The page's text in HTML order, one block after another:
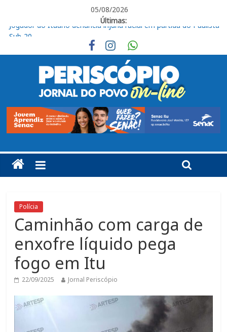
05/08/2026
Últimas:
Jovem morre após acidente na SP-075, em Itu
Ituano segue focado no confronto contra o Barra
Em Piracicaba, base do Ituano tem uma vitória e um empate
Campeonato Amador Série Ouro tem sequência em Itu
Jogador do Ituano denuncia injúria racial em partida do Paulista
Polícia
Caminhão com carga de
enxofre líquido pega
fogo em Itu
22/09/2025 Jornal Periscópio